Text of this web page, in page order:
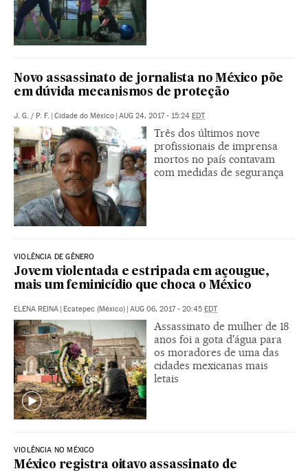
Novo assassinato de jornalista no México põe
em dúvida mecanismos de proteção
J. G. / P. F. | Cidade do México | AUG 24, 2017 - 15:24 EDT
Três dos últimos nove
profissionais de imprensa
mortos no país contavam
com medidas de segurança
VIOLÊNCIA DE GÊNERO
Jovem violentada e estripada em açougue,
mais um feminicídio que choca o México
ELENA REINA | Ecatepec (México) | AUG 06, 2017 - 20:45 EDT
Assassinato de mulher de 18
anos foi a gota d'água para
os moradores de uma das
cidades mexicanas mais
letais
VIOLÊNCIA NO MÉXICO
México registra oitavo assassinato de